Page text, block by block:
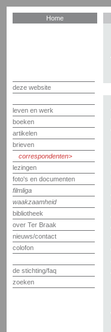
Home
deze website
leven en werk
boeken
artikelen
brieven
correspondenten
lezingen
foto's en documenten
filmliga
waakzaamheid
bibliotheek
over Ter Braak
nieuws/contact
colofon
de stichting/faq
zoeken